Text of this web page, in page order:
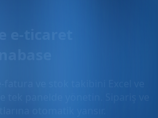
e-ticaret
ve stok takibini Excel ve
tek panelde yönetin. Sipariş ve
otomatik yansır.